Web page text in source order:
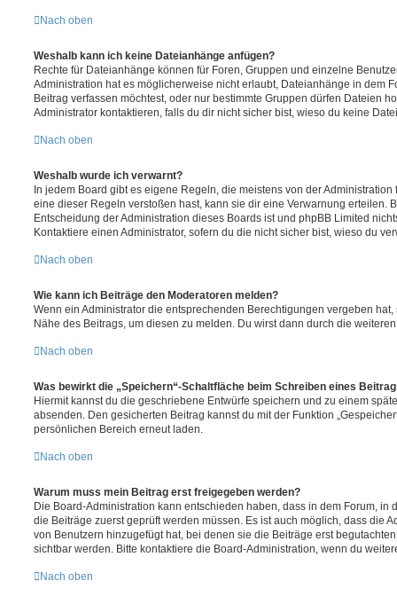
Nach oben
Weshalb kann ich keine Dateianhänge anfügen?
Rechte für Dateianhänge können für Foren, Gruppen und einzelne
Administration hat es möglicherweise nicht erlaubt, Dateianhänge in dem
Beitrag verfassen möchtest, oder nur bestimmte Gruppen dürfen Dateien
Administrator kontaktieren, falls du dir nicht sicher bist, wieso du keine
Nach oben
Weshalb wurde ich verwarnt?
In jedem Board gibt es eigene Regeln, die meistens von der
eine dieser Regeln verstoßen hast, kann sie dir eine Verwarnung erteilen.
Entscheidung der Administration dieses Boards ist und phpBB Limited
Kontaktiere einen Administrator, sofern du die nicht sicher bist, wieso du
Nach oben
Wie kann ich Beiträge den Moderatoren melden?
Wenn ein Administrator die entsprechenden Berechtigungen vergeben
Nähe des Beitrags, um diesen zu melden. Du wirst dann durch die
Nach oben
Was bewirkt die „Speichern“-Schaltfläche beim Schreiben eines
Hiermit kannst du die geschriebene Entwürfe speichern und zu einem
absenden. Den gesicherten Beitrag kannst du mit der Funktion
persönlichen Bereich erneut laden.
Nach oben
Warum muss mein Beitrag erst freigegeben werden?
Die Board-Administration kann entschieden haben, dass in dem Forum, in
die Beiträge zuerst geprüft werden müssen. Es ist auch möglich, dass die
von Benutzern hinzugefügt hat, bei denen sie die Beiträge erst
sichtbar werden. Bitte kontaktiere die Board-Administration, wenn du
Nach oben